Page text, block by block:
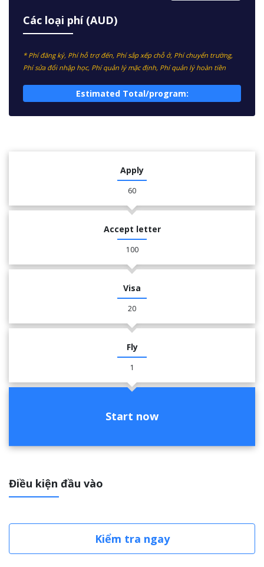
Các loại phí (AUD)
* Phí đăng ký, Phí hỗ trợ đến, Phí sắp xếp chỗ ở, Phí chuyển trường,
Phí sửa đổi nhập học, Phí quản lý mặc định, Phí quản lý hoàn tiền
Estimated Total/program:
Apply
60
Accept letter
100
Visa
20
Fly
1
Start now
Điều kiện đầu vào
Kiểm tra ngay